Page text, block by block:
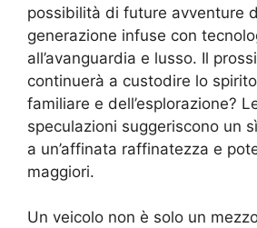
possibilità di future avventure
generazione infuse con
all’avanguardia e lusso. Il
continuerà a custodire lo
familiare e dell’esplorazione?
speculazioni suggeriscono un
a un’affinata raffinatezza e
maggiori.
Un veicolo non è solo un